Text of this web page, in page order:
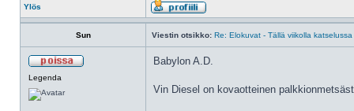
Ylös
Sun Viestin otsikko: Re: Elokuvat - Tällä viikolla katselussa
Legenda
Babylon A.D.
Vin Diesel on kovaotteinen